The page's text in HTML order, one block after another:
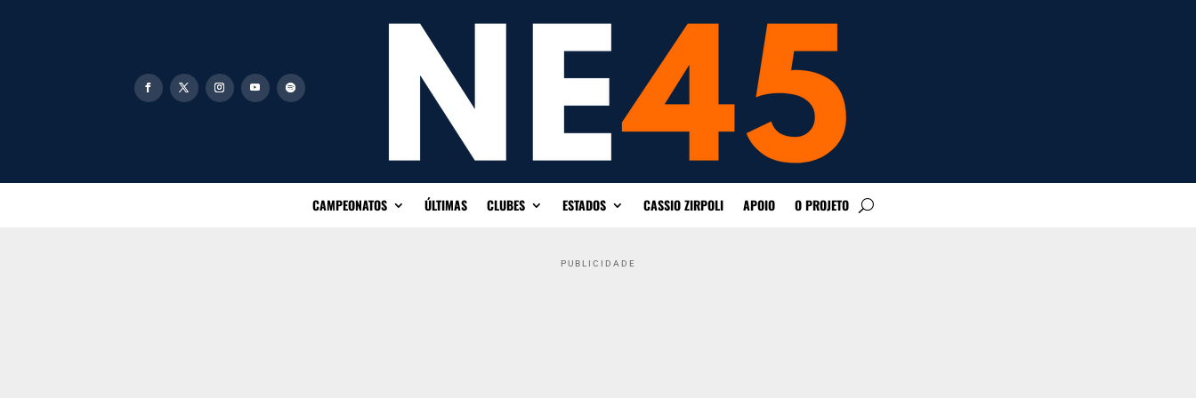
CAMPEONATOS ÚLTIMAS CLUBES ESTADOS CASSIO ZIRPOLI APOIO O PROJETO
PUBLICIDADE